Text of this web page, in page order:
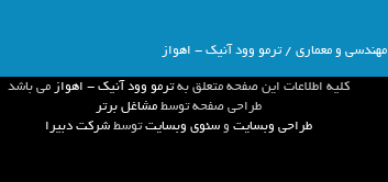
مهندسی و معماری / ترمو وود آنیک - اهواز
كليه اطلاعات اين صفحه متعلق بهترمو وود آنیک - اهوازمي باشد
طراحي صفحه توسطمشاغل برتر
طراحی وبسایت وسئوی وبسایتتوسطشركت دبيرا